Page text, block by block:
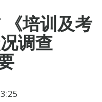
培训及考
调查